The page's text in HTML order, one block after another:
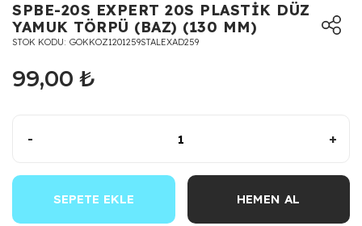
SPBE-20S EXPERT 20S PLASTİK DÜZ
YAMUK TÖRPÜ (BAZ) (130 MM)
STOK KODU GOKKOZ1201259STALEXAD259
99,00 ₺
- +
SEPETE EKLE HEMEN AL